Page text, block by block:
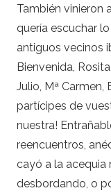
También vinieron
quería escuchar
antiguos vecinos
Bienvenida,
Julio, Mª Carmen,
partícipes de
nuestra!
reencuentros,
cayó a la acequia
desbordando, o